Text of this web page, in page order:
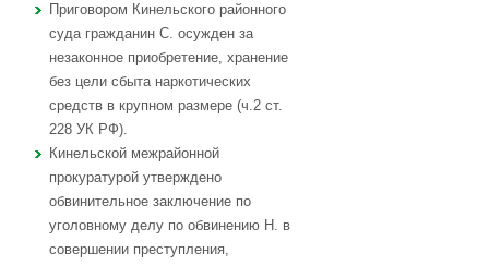
Приговором Кинельского районного
суда гражданин С. осужден за
незаконное приобретение, хранение
без цели сбыта наркотических
средств в крупном размере (ч.2 ст.
228 УК РФ).
Кинельской межрайонной
прокуратурой утверждено
обвинительное заключение по
уголовному делу по обвинению Н. в
совершении преступления,